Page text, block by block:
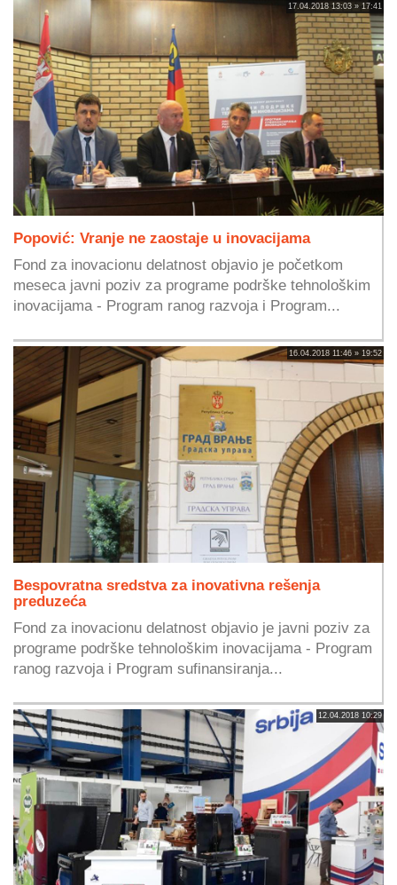
17.04.2018 13:03 » 17:41
Popović: Vranje ne zaostaje u inovacijama
Fond za inovacionu delatnost objavio je početkom
meseca javni poziv za programe podrške tehnološkim
inovacijama - Program ranog razvoja i Program...
16.04.2018 11:46 » 19:52
Bespovratna sredstva za inovativna rešenja
preduzeća
Fond za inovacionu delatnost objavio je javni poziv za
programe podrške tehnološkim inovacijama - Program
ranog razvoja i Program sufinansiranja...
12.04.2018 10:29